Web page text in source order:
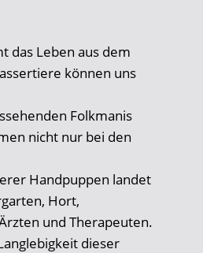
das Leben aus dem
können uns
Folkmanis
nicht nur bei den
Handpuppen landet
Hort,
und Therapeuten.
dieser